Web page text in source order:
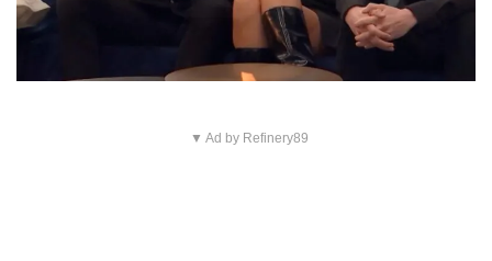
▼ Ad by Refinery89